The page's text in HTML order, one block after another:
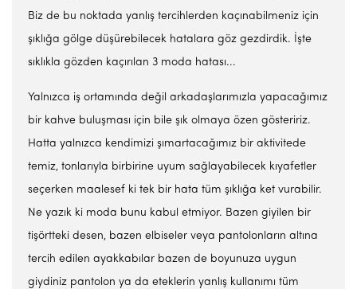
Biz de bu noktada yanlış tercihlerden kaçınabilmeniz için
şıklığa gölge düşürebilecek hatalara göz gezdirdik. İşte
sıklıkla gözden kaçırılan 3 moda hatası...
Yalnızca iş ortamında değil arkadaşlarımızla yapacağımız
bir kahve buluşması için bile şık olmaya özen gösteririz.
Hatta yalnızca kendimizi şımartacağımız bir aktivitede
temiz, tonlarıyla birbirine uyum sağlayabilecek kıyafetler
seçerken maalesef ki tek bir hata tüm şıklığa ket vurabilir.
Ne yazık ki moda bunu kabul etmiyor. Bazen giyilen bir
tişörtteki desen, bazen elbiseler veya pantolonların altına
tercih edilen ayakkabılar bazen de boyunuza uygun
giydiniz pantolon ya da eteklerin yanlış kullanımı tüm